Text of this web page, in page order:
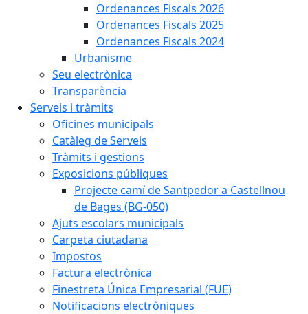
Ordenances Fiscals 2026
Ordenances Fiscals 2025
Ordenances Fiscals 2024
Urbanisme
Seu electrònica
Transparència
Serveis i tràmits
Oficines municipals
Catàleg de Serveis
Tràmits i gestions
Exposicions públiques
Projecte camí de Santpedor a Castellnou
de Bages (BG-050)
Ajuts escolars municipals
Carpeta ciutadana
Impostos
Factura electrònica
Finestreta Única Empresarial (FUE)
Notificacions electròniques